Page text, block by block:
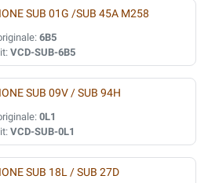
SUB 01G /SUB 45A M258
6B5
VCD-SUB-6B5
SUB 09V / SUB 94H
0L1
VCD-SUB-0L1
SUB 18L / SUB 27D